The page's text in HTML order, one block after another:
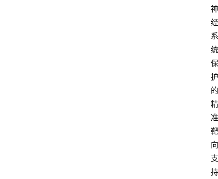
神
经
系
统
保
护
的
精
准
靶
向
支
持